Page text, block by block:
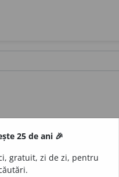
25 de ani 🎉
gratuit, zi de zi, pentru